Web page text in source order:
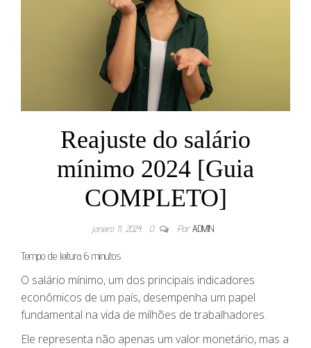
Reajuste do salário
mínimo 2024 [Guia
COMPLETO]
janeiro 11, 2024 0 Por ADMIN
Tempo de leitura 6 minutos
O salário mínimo, um dos principais indicadores
econômicos de um país, desempenha um papel
fundamental na vida de milhões de trabalhadores.
Ele representa não apenas um valor monetário, mas a